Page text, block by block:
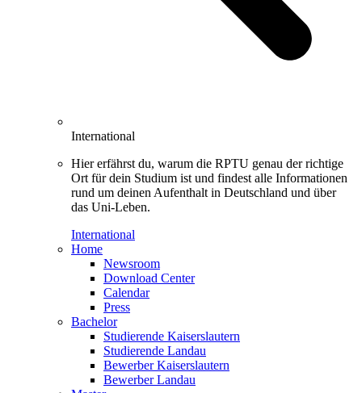
International
Hier erfährst du, warum die RPTU genau der richtige
Ort für dein Studium ist und findest alle Informationen
rund um deinen Aufenthalt in Deutschland und über
das Uni-Leben.
International
Home
Newsroom
Download Center
Calendar
Press
Bachelor
Studierende Kaiserslautern
Studierende Landau
Bewerber Kaiserslautern
Bewerber Landau